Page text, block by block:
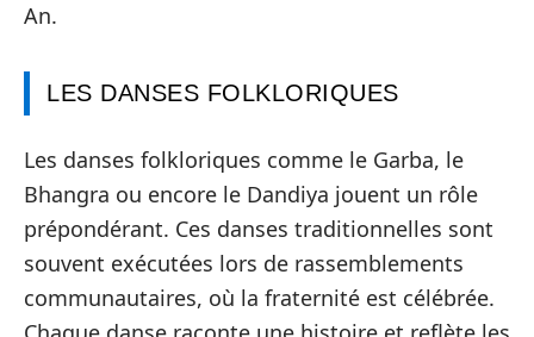
An.
LES DANSES FOLKLORIQUES
Les danses folkloriques comme le Garba, le
Bhangra ou encore le Dandiya jouent un rôle
prépondérant. Ces danses traditionnelles sont
souvent exécutées lors de rassemblements
communautaires, où la fraternité est célébrée.